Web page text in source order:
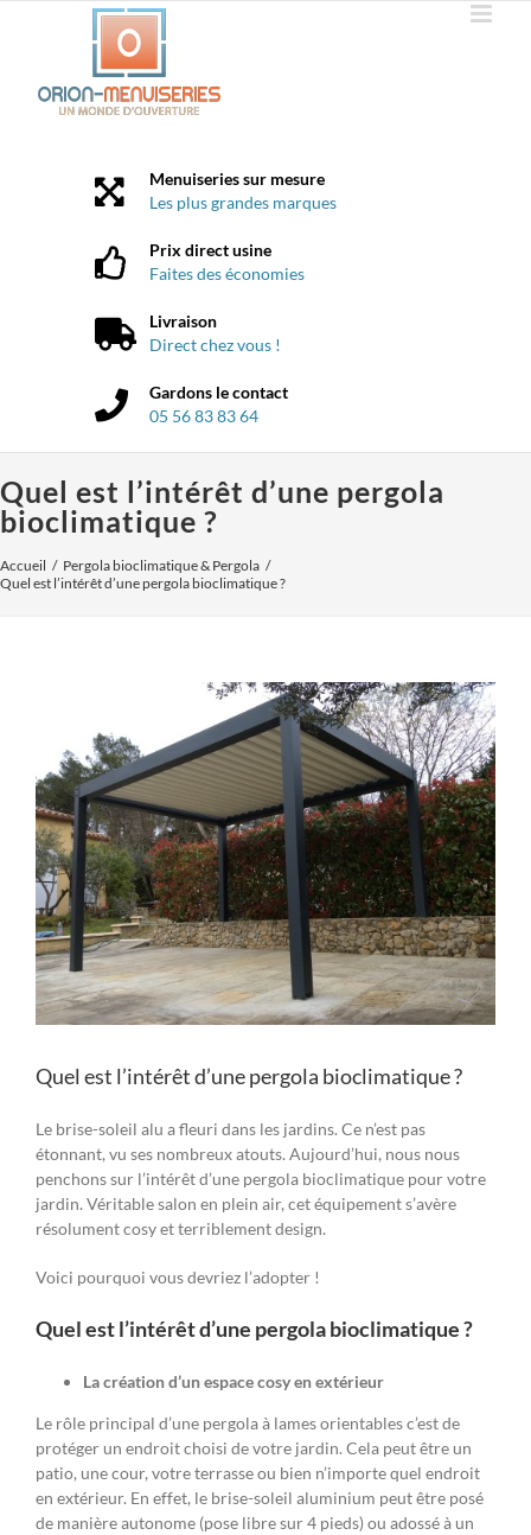
Menuiseries sur mesure
Les plus grandes marques
Prix direct usine
Faites des économies
Livraison
Direct chez vous !
Gardons le contact
05 56 83 83 64
Quel est l’intérêt d’une pergola
bioclimatique ?
Accueil
Pergola bioclimatique & Pergola
Quel est l’intérêt d’une pergola bioclimatique ?
agrandie
Quel est l’intérêt d’une pergola bioclimatique ?
Le brise-soleil alu a fleuri dans les jardins. Ce n’est pas
étonnant, vu ses nombreux atouts. Aujourd’hui, nous nous
penchons sur l’intérêt d’une pergola bioclimatique pour votre
jardin. Véritable salon en plein air, cet équipement s’avère
résolument cosy et terriblement design.
Voici pourquoi vous devriez l’adopter !
Quel est l’intérêt d’une pergola bioclimatique ?
La création d’un espace cosy en extérieur
Le rôle principal d’une pergola à lames orientables c’est de
protéger un endroit choisi de votre jardin. Cela peut être un
patio, une cour, votre terrasse ou bien n’importe quel endroit
en extérieur. En effet, le brise-soleil aluminium peut être posé
de manière autonome (pose libre sur 4 pieds) ou adossé à un